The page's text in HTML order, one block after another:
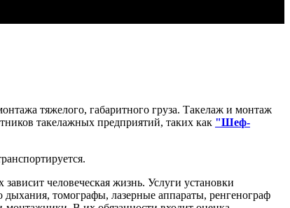
тяжелого, габаритного груза. Такелаж и монтаж
такелажных предприятий, таких как "Шеф-
человеческая жизнь. Услуги установки
дыхания, томографы, лазерные аппараты, ренгенограф